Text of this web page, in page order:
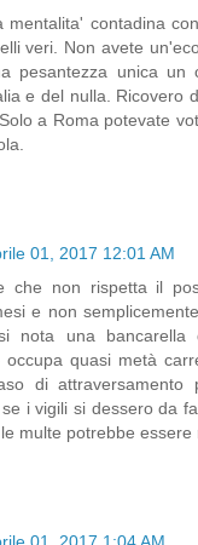
mentalita' contadina
veri. Non avete
pesantezza unica un
e del nulla. Ricovero
a Roma potevate
01, 2017 12:01 AM
che non rispetta il
e non
nota una bancarella
occupa quasi metà
di attraversamento
i vigili si dessero da
multe potrebbe essere
01, 2017 1:04 AM